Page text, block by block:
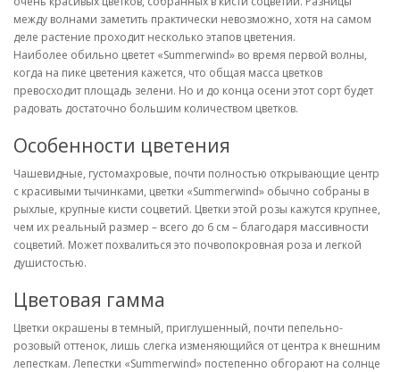
между волнами заметить практически невозможно, хотя на самом
деле растение проходит несколько этапов цветения.
Наиболее обильно цветет «Summerwind» во время первой волны,
когда на пике цветения кажется, что общая масса цветков
превосходит площадь зелени. Но и до конца осени этот сорт будет
радовать достаточно большим количеством цветков.
Особенности цветения
Чашевидные, густомахровые, почти полностью открывающие центр
с красивыми тычинками, цветки «Summerwind» обычно собраны в
рыхлые, крупные кисти соцветий. Цветки этой розы кажутся крупнее,
чем их реальный размер – всего до 6 см – благодаря массивности
соцветий. Может похвалиться это почвопокровная роза и легкой
душистостью.
Цветовая гамма
Цветки окрашены в темный, приглушенный, почти пепельно-
розовый оттенок, лишь слегка изменяющийся от центра к внешним
лепесткам. Лепестки «Summerwind» постепенно обгорают на солнце